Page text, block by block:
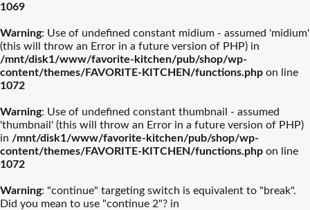
1069
Warning: Use of undefined constant midium - assumed 'midium'
(this will throw an Error in a future version of PHP) in
/mnt/disk1/www/favorite-kitchen/pub/shop/wp-
content/themes/FAVORITE-KITCHEN/functions.php on line
1072
Warning: Use of undefined constant thumbnail - assumed
'thumbnail' (this will throw an Error in a future version of PHP)
in /mnt/disk1/www/favorite-kitchen/pub/shop/wp-
content/themes/FAVORITE-KITCHEN/functions.php on line
1072
Warning: "continue" targeting switch is equivalent to "break".
Did you mean to use "continue 2"? in